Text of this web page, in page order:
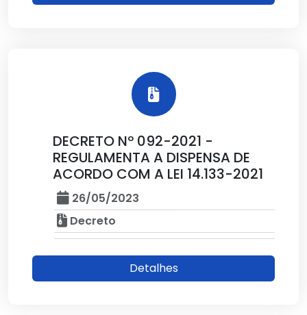
DECRETO Nº 092-2021 -
REGULAMENTA A DISPENSA DE
ACORDO COM A LEI 14.133-2021
26/05/2023
Decreto
Detalhes